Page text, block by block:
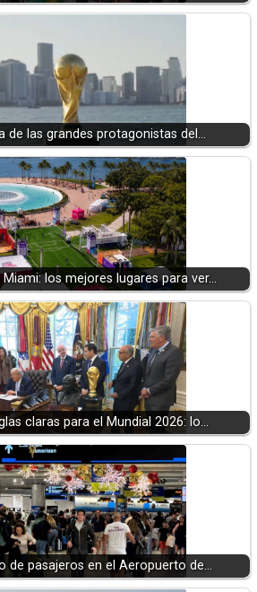
de las grandes protagonistas del…
Miami: los mejores lugares para ver…
claras para el Mundial 2026: lo…
de pasajeros en el Aeropuerto de…